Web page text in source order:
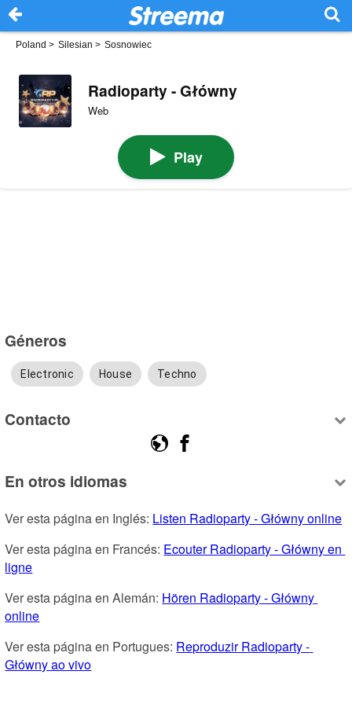
Poland > Silesian > Sosnowiec
Radioparty - Główny
Web
Play
Géneros
Electronic House Techno
Contacto
En otros idiomas
Ver esta página en Inglés: Listen Radioparty - Główny online
Ver esta página en Francés: Ecouter Radioparty - Główny en
ligne
Ver esta página en Alemán: Hören Radioparty - Główny
online
Ver esta página en Portugues: Reproduzir Radioparty -
Główny ao vivo